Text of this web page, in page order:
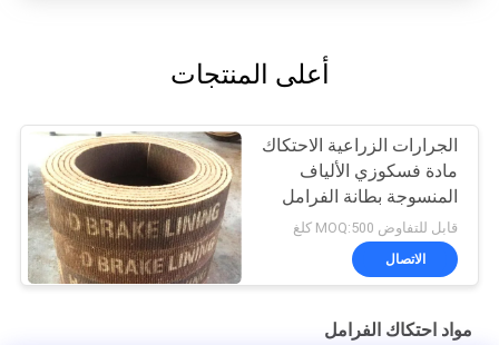
أعلى المنتجات
الجرارات الزراعية الاحتكاك
مادة فسكوزي الألياف
المنسوجة بطانة الفرامل
في لفات
قابل للتفاوض MOQ:500 كلغ
الاتصال
مواد احتكاك الفرامل